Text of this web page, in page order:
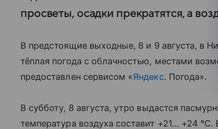
просветы, осадки прекратятся, а
В предстоящие выходные, 8 и 9 августа, в
тёплая погода с облачностью, местами
предоставлен сервисом «Яндекс. Погода».
В субботу, 8 августа, утро выдастся
температура воздуха составит +21… +24